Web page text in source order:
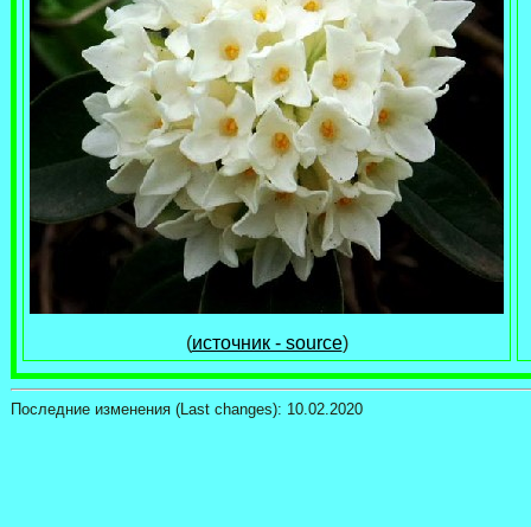
(источник - source)
Последние изменения (Last changes): 10.02.2020